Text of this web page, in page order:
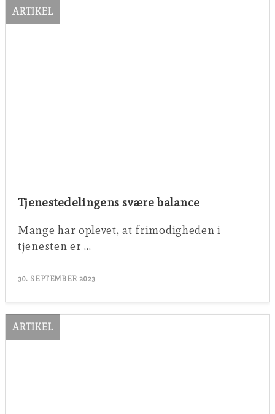
ARTIKEL
Tjenestedelingens svære balance
Mange har oplevet, at frimodigheden i
tjenesten er …
30. SEPTEMBER 2023
ARTIKEL